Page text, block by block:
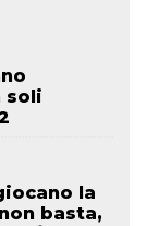
soli
la
basta,